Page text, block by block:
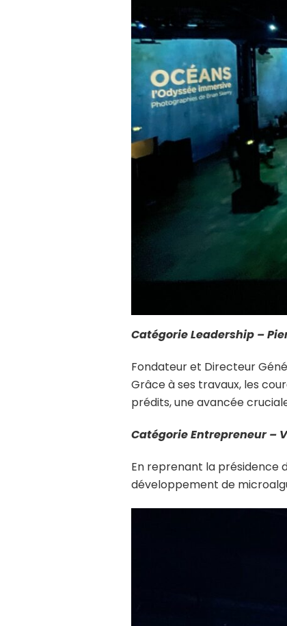
Catégorie Leadership –
Fondateur et Directeur
Grâce à ses travaux, les
prédits, une avancée
Catégorie Entrepreneur –
En reprenant la présidence
développement de